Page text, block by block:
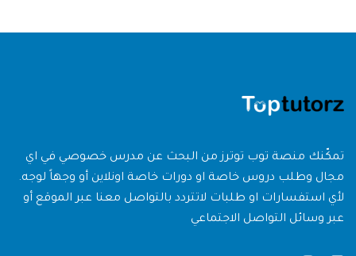
تمكّنك منصة توب توترز من البحث عن مدرس خصوصي في اي
مجال وطلب دروس خاصة او دورات خاصة اونلاين أو وجهاً لوجه.
لأي استفسارات او طلبات لاتتردد بالتواصل معنا عبر الموقع أو
عبر وسائل التواصل الاجتماعي